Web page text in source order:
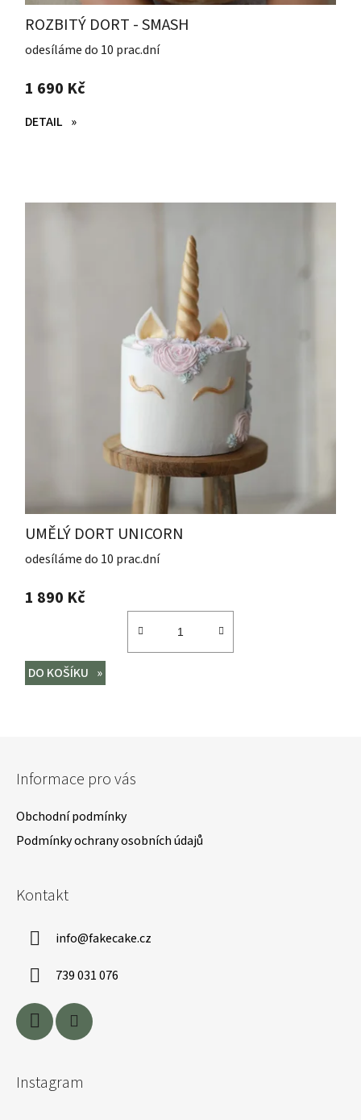
ROZBITÝ DORT - SMASH
odesíláme do 10 prac.dní
1 690 Kč
DETAIL
UMĚLÝ DORT UNICORN
odesíláme do 10 prac.dní
1 890 Kč
DO KOŠÍKU
Informace pro vás
Obchodní podmínky
Podmínky ochrany osobních údajů
Kontakt
info@fakecake.cz
739 031 076
Instagram